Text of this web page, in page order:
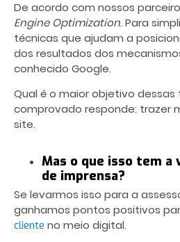
De acordo com nossos
Engine Optimization. Para
técnicas que ajudam a
dos resultados dos
conhecido Google.
Qual é o maior objetivo dessas
comprovado responde: trazer
site.
Mas o que isso tem a
de imprensa?
Se levarmos isso para a
ganhamos pontos positivos
cliente no meio digital.